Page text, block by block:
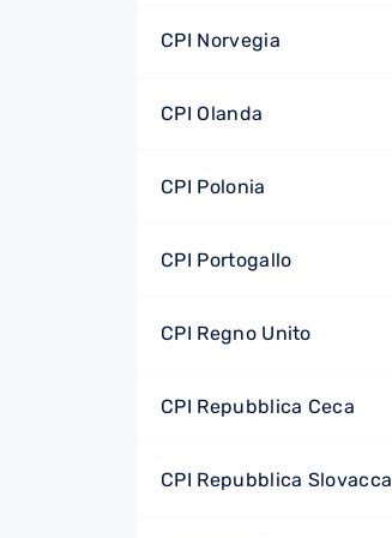
CPI Norvegia
CPI Olanda
CPI Polonia
CPI Portogallo
CPI Regno Unito
CPI Repubblica Ceca
CPI Repubblica Slovacca